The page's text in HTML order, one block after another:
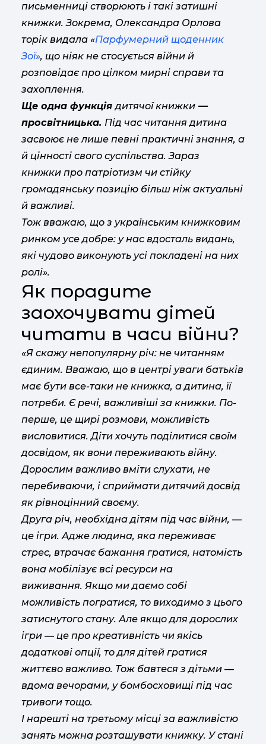
письменниці створюють і такі затишні
книжки. Зокрема, Олександра Орлова
торік видала «Парфумерний щоденник
Зої», що ніяк не стосується війни й
розповідає про цілком мирні справи та
захоплення.
Ще одна функціядитячої книжки —
просвітницька. Під час читання дитина
засвоює не лише певні практичні знання, а
й цінності свого суспільства. Зараз
книжки про патріотизм чи стійку
громадянську позицію більш ніж актуальні
й важливі.
Тож вважаю, що з українським книжковим
ринком усе добре: у нас вдосталь видань,
які чудово виконують усі покладені на них
ролі».
Як порадите
заохочувати дітей
читати в часи війни?
«Я скажу непопулярну річ: не читанням
єдиним. Вважаю, що в центрі уваги батьків
має бути все-таки не книжка, а дитина, її
потреби. Є речі, важливіші за книжки. По-
перше, це щирі розмови, можливість
висловитися. Діти хочуть поділитися своїм
досвідом, як вони переживають війну.
Дорослим важливо вміти слухати, не
перебиваючи, і сприймати дитячий досвід
як рівноцінний своєму.
Друга річ, необхідна дітям під час війни, —
це ігри. Адже людина, яка переживає
стрес, втрачає бажання гратися, натомість
вона мобілізує всі ресурси на
виживання. Якщо ми даємо собі
можливість погратися, то виходимо з цього
затиснутого стану.Але якщо для дорослих
ігри — це про креативність чи якісь
додаткові опції, то для дітей гратися
життєво важливо. Тож бавтеся з дітьми —
вдома вечорами, у бомбосховищі під час
тривоги тощо.
І нарешті на третьому місці за важливістю
занять можна розташувати книжку. У стані